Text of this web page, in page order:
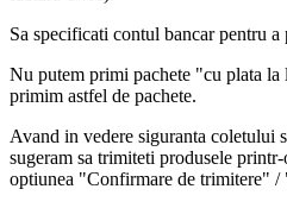
Sa specificati contul bancar pentru a
Nu putem primi pachete "cu plata
primim astfel de pachete.
Avand in vedere siguranta coletului
sugeram sa trimiteti produsele
optiunea "Confirmare de trimitere" /